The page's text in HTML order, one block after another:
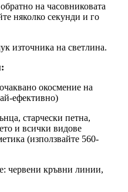
на часовниковата
няколко секунди и го
източника на светлина.
:
окосмение на
ефективно)
старчески петна,
и всички видове
(използвайте 560-
червени кръвни линии,